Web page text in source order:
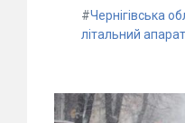
#Чернігівська
літальний апарат